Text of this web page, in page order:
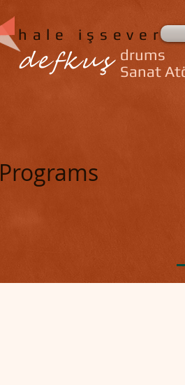
hale işsever
defkuş drums
Sanat
Programs